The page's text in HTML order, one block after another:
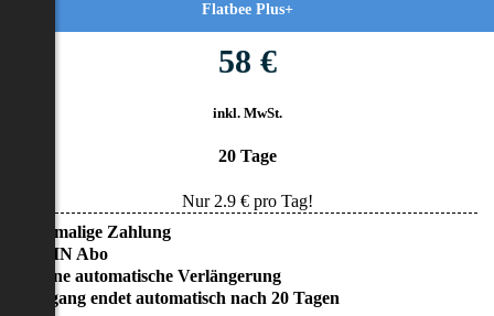
Flatbee Plus+
58 €
inkl. MwSt.
20 Tage
Nur 2.9€ pro Tag!
• Einmalige Zahlung
• KEIN Abo
• Keine automatische Verlängerung
• Zugang endet automatisch nach 20 Tagen